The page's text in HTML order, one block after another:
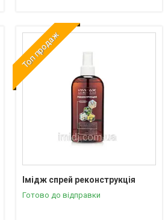
Топ продаж
Імідж спрей реконструкція
Готово до відправки